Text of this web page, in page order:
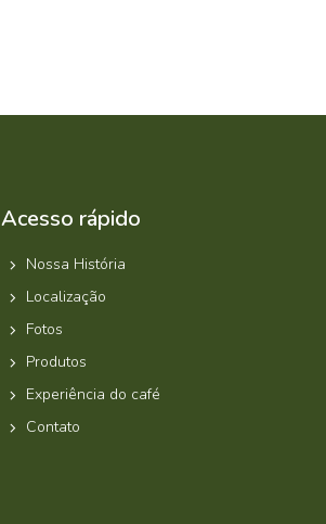
Acesso rápido
Nossa História
Localização
Fotos
Produtos
Experiência do café
Contato